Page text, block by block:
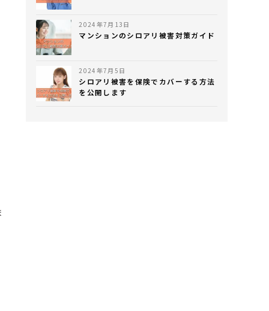
2024年7月13日
マンションのシロアリ被害対策ガイド
2024年7月5日
シロアリ被害を保険でカバーする方法
を公開します